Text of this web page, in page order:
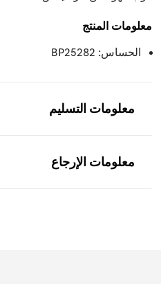
معلومات المنتج
الحساس: BP25282
معلومات التسليم
معلومات الإرجاع